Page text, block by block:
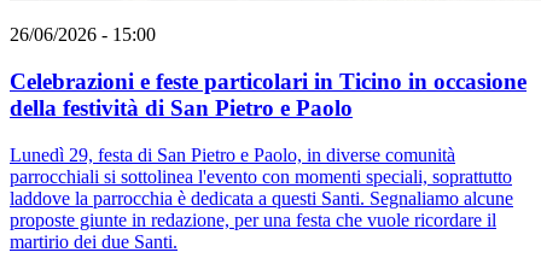
26/06/2026 - 15:00
Celebrazioni e feste particolari in Ticino in occasione
della festività di San Pietro e Paolo
Lunedì 29, festa di San Pietro e Paolo, in diverse comunità
parrocchiali si sottolinea l'evento con momenti speciali, soprattutto
laddove la parrocchia è dedicata a questi Santi. Segnaliamo alcune
proposte giunte in redazione, per una festa che vuole ricordare il
martirio dei due Santi.